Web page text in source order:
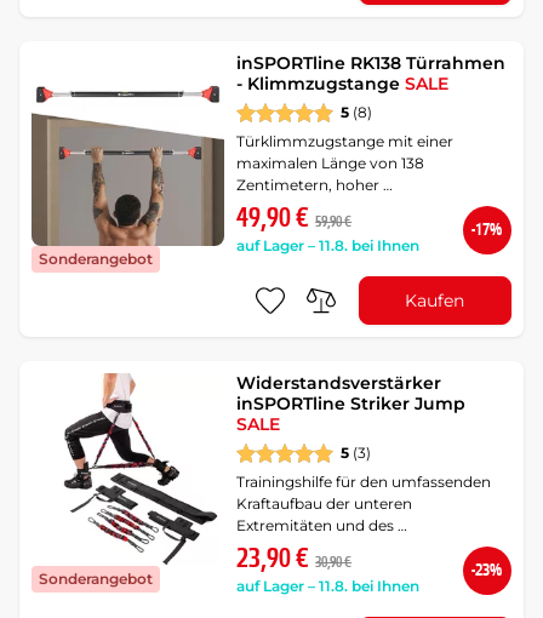
Sonderangebot
inSPORTline RK138 Türrahmen
- KlimmzugstangeSALE
5 (8)
Türklimmzugstange mit einer
maximalen Länge von 138
Zentimetern, hoher …
49,90 € 59,90 €
auf Lager – 11.8. bei Ihnen
-17%
Kaufen
Sonderangebot
Widerstandsverstärker
inSPORTline Striker Jump
SALE
5 (3)
Trainingshilfe für den umfassenden
Kraftaufbau der unteren
Extremitäten und des …
23,90 € 30,90 €
auf Lager – 11.8. bei Ihnen
-23%